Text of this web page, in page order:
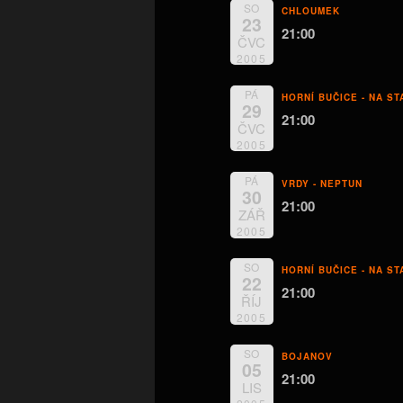
SO
23
ČVC
2005
CHLOUMEK
21:00
PÁ
29
ČVC
2005
HORNÍ BUČICE - NA
21:00
PÁ
30
ZÁŘ
2005
VRDY - NEPTUN
21:00
SO
22
ŘÍJ
2005
HORNÍ BUČICE - NA
21:00
SO
05
LIS
BOJANOV
21:00